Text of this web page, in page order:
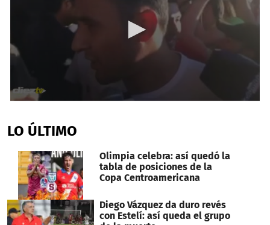
of
4
59
seconds
LO ÚLTIMO
Olimpia celebra: así quedó la
tabla de posiciones de la
Copa Centroamericana
Diego Vázquez da duro revés
con Estelí: así queda el grupo